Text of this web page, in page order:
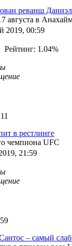
реванш
августа в
2019, 00:59
Рейтинг: 1.04%
в рестлинге
чемпиона UFC
21:59
– самый